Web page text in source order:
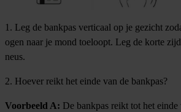
1. Leg de bankpas verticaal op je gezicht
ogen naar je mond toeloopt. Leg de korte
neus.
2. Hoever reikt het einde van de bankpas?
Voorbeeld A: De bankpas reikt tot het einde